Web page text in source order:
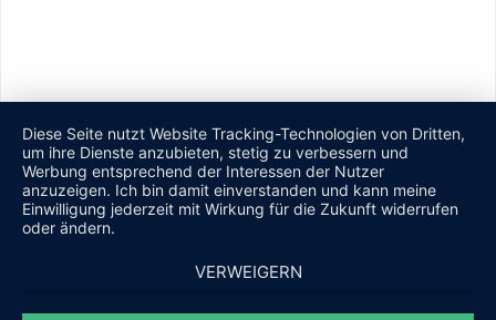
Diese Seite nutzt Website Tracking-Technologien von Dritten,
um ihre Dienste anzubieten, stetig zu verbessern und
Werbung entsprechend der Interessen der Nutzer
anzuzeigen. Ich bin damit einverstanden und kann meine
Einwilligung jederzeit mit Wirkung für die Zukunft widerrufen
oder ändern.
VERWEIGERN